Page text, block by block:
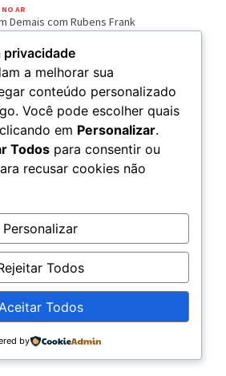
VER NOVO SITE
Chama - CNPJ: 20.679.360/0001-79
privacidade
a melhorar sua
conteúdo personalizado
Você pode escolher quais
em Personalizar.
Todos para consentir ou
recusar cookies não
Personalizar
Todos
Aceitar Todos
by